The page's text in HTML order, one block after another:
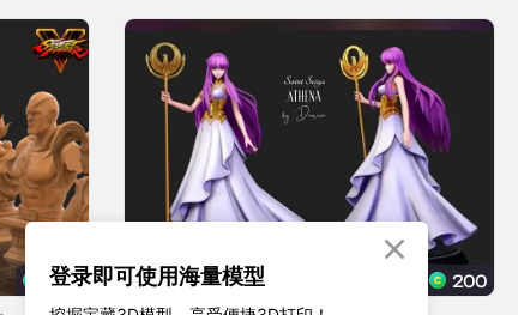
登录即可使用海量模型
